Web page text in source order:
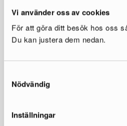
Vi använder oss av cookies
För att göra ditt besök hos oss
Du kan justera dem nedan.
Nödvändig
Inställningar
Kaikki tuotteet
Harva materiaali yltää siihen,
kestävyyden, ja vain paranee